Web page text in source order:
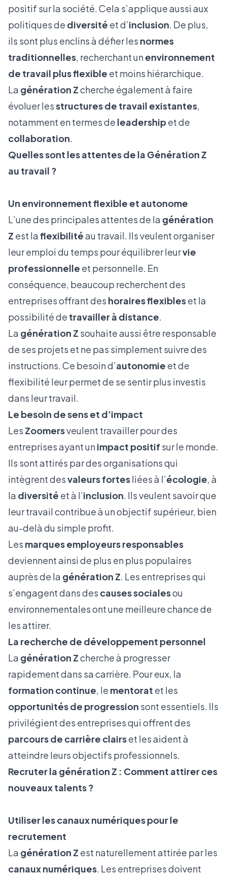
positif sur la société. Cela s’applique aussi aux
politiques de diversité et d’inclusion. De plus,
ils sont plus enclins à défier les normes
traditionnelles, recherchant unenvironnement
de travail plus flexible et moins hiérarchique.
La génération Zcherche également à faire
évoluer lesstructures de travail existantes,
notamment en termes de leadershipet de
collaboration.
Quelles sont les attentes de la Génération Z
au travail ?
Un environnement flexible et autonome
L’une des principales attentes de la génération
Z est laflexibilitéau travail. Ils veulent organiser
leur emploi du temps pour équilibrer leurvie
professionnelle et personnelle. En
conséquence, beaucoup recherchent des
entreprises offrant des horaires flexibleset la
possibilité de travailler à distance.
La génération Z souhaite aussi être responsable
de ses projets et ne pas simplement suivre des
instructions. Ce besoin d’autonomie et de
flexibilité leur permet de se sentir plus investis
dans leur travail.
Le besoin de sens et d’impact
Les Zoomersveulent travailler pour des
entreprises ayant unimpact positif sur le monde.
Ils sont attirés par des organisations qui
intègrent desvaleurs fortesliées à l’écologie, à
la diversité et à l’inclusion. Ils veulent savoir que
leur travail contribue à un objectif supérieur, bien
au-delà du simple profit.
Les marques employeurs responsables
deviennent ainsi de plus en plus populaires
auprès de la génération Z. Les entreprises qui
s’engagent dans des causes socialesou
environnementales ont une meilleure chance de
les attirer.
La recherche de développement personnel
La génération Zcherche à progresser
rapidement dans sa carrière. Pour eux, la
formation continue, le mentorat et les
opportunités de progression sont essentiels. Ils
privilégient des entreprises qui offrent des
parcours de carrière clairset les aident à
atteindre leurs objectifs professionnels.
Recruter la génération Z : Comment attirer ces
nouveaux talents ?
Utiliser les canaux numériques pour le
recrutement
La génération Z est naturellement attirée par les
canaux numériques. Les entreprises doivent